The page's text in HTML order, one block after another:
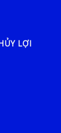
LỢI